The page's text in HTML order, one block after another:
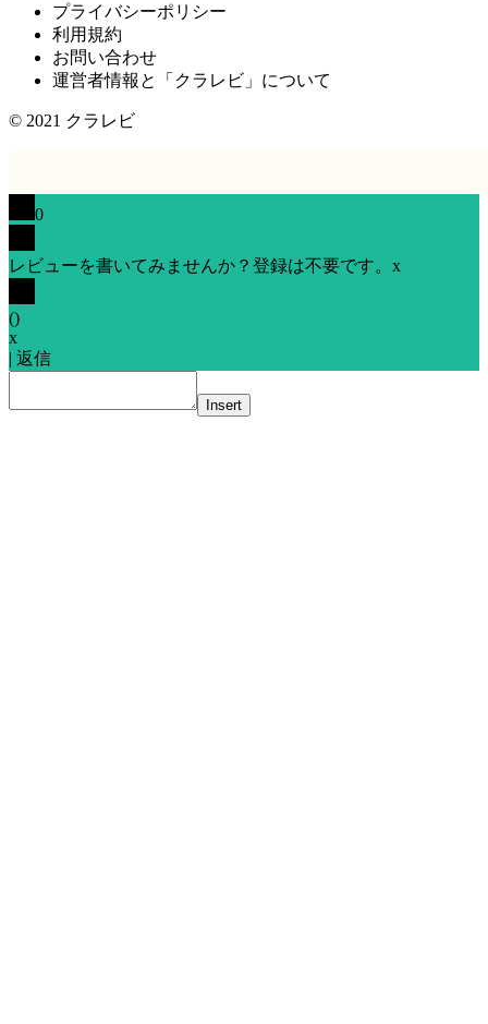
プライバシーポリシー
利用規約
お問い合わせ
運営者情報と「クラレビ」について
© 2021 クラレビ
0
レビューを書いてみませんか？登録は不要です。 x
()
x
| 返信
Insert